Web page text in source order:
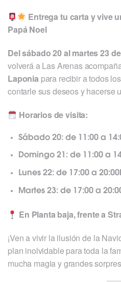
Entrega tu carta y vive
Papá Noel
Del sábado 20 al martes 23
volverá a Las Arenas
Laponia para recibir a todos
contarle sus deseos y hacerse
Horarios de visita:
Sábado 20: de 11:00 a
Domingo 21: de 11:00 a
Lunes 22: de 17:00 a
Martes 23: de 17:00 a
En Planta baja, frente a
¡Ven a vivir la ilusión de la
plan inolvidable para toda la
mucha magia y grandes